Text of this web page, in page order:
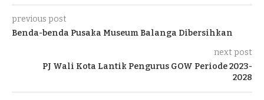
previous post
Benda-benda Pusaka Museum Balanga Dibersihkan
next post
PJ Wali Kota Lantik Pengurus GOW Periode 2023-
2028